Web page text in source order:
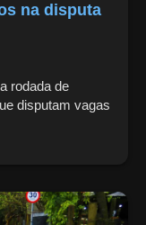
na disputa
rodada de
disputam vagas